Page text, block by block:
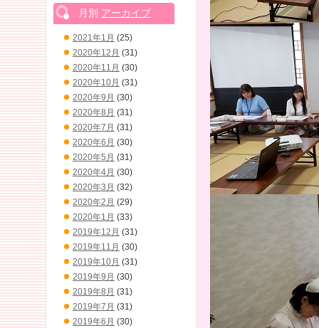
月別 アーカイブ
2021年1月 (25)
2020年12月 (31)
2020年11月 (30)
2020年10月 (31)
2020年9月 (30)
2020年8月 (31)
2020年7月 (31)
2020年6月 (30)
2020年5月 (31)
2020年4月 (30)
2020年3月 (32)
2020年2月 (29)
2020年1月 (33)
2019年12月 (31)
2019年11月 (30)
2019年10月 (31)
2019年9月 (30)
2019年8月 (31)
2019年7月 (31)
2019年6月 (30)